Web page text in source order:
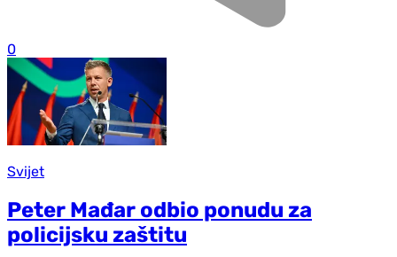
0
Svijet
Peter Mađar odbio ponudu za
policijsku zaštitu